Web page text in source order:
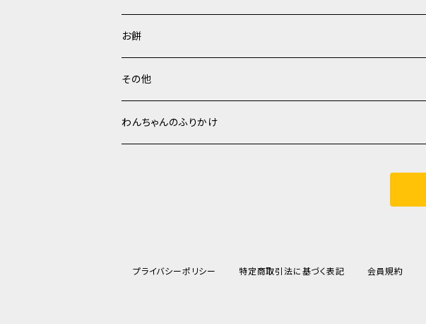
お餅
その他
わんちゃんのふりかけ
プライバシーポリシー 特定商取引法に基づく表記 会員規約